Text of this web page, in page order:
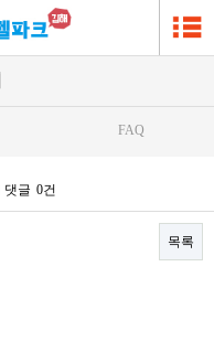
FAQ
댓글 0건
목록